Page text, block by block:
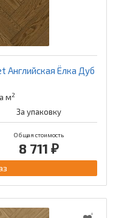
Английская Ёлка Дуб
м2
За упаковку
Общая стоимость
8 711 ₽